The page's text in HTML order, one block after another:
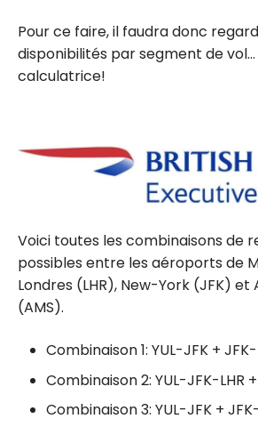
Pour ce faire, il faudra donc
disponibilités par segment de
calculatrice!
Voici toutes les combinaisons de
possibles entre les aéroports de
Londres (LHR), New-York (JFK)
(AMS).
Combinaison 1: YUL-JFK + JFK-
Combinaison 2: YUL-JFK-LHR
Combinaison 3: YUL-JFK +